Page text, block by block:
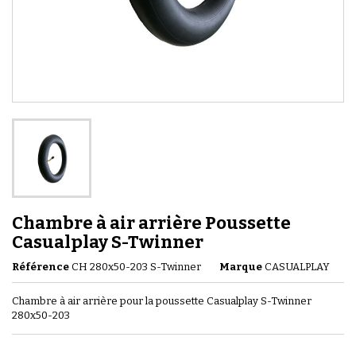
Chambre à air arrière Poussette
Casualplay S-Twinner
Référence CH 280x50-203 S-Twinner Marque CASUALPLAY
Chambre à air arrière pour la poussette Casualplay S-Twinner
280x50-203